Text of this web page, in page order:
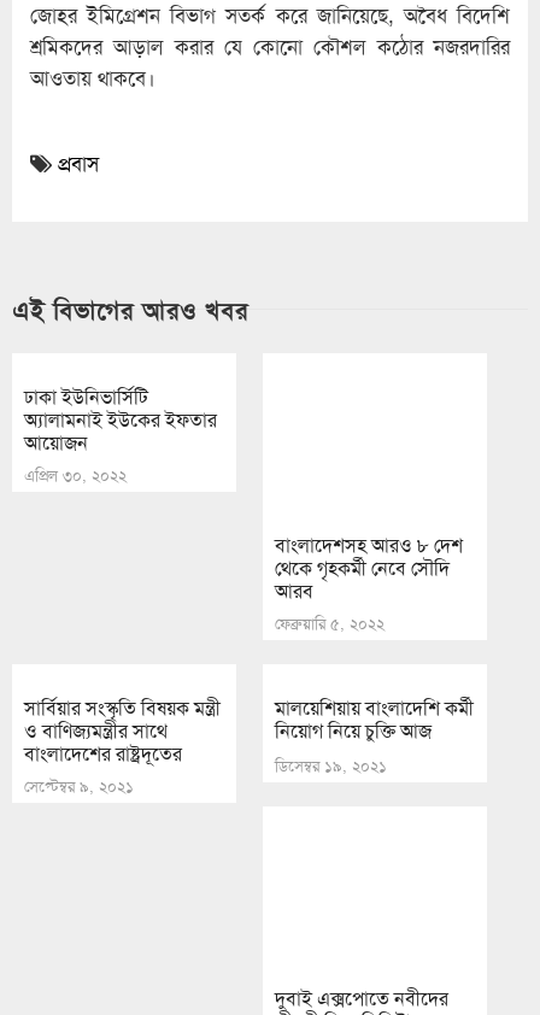
জোহর ইমিগ্রেশন বিভাগ সতর্ক করে জানিয়েছে, অবৈধ বিদেশি
শ্রমিকদের আড়াল করার যে কোনো কৌশল কঠোর নজরদারির
আওতায় থাকবে।
প্রবাস
এই বিভাগের আরও খবর
ঢাকা ইউনিভার্সিটি
অ্যালামনাই ইউকের ইফতার
আয়োজন
এপ্রিল ৩০, ২০২২
মালয়েশিয়ায় বাংলাদেশি কর্মী
নিয়োগ নিয়ে চুক্তি আজ
ডিসেম্বর ১৯, ২০২১
দুবাই এক্সপোতে নবীদের
জীবনী নিয়ে ডিজিটাল
নভেম্বর ২৫, ২০২১